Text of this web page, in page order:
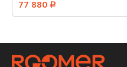
77 880 руб.